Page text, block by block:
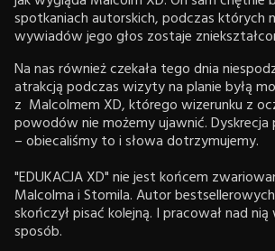
spotkaniach autorskich, podczas których
wywiadów jego głos zostaje
Na nas również czekała tego dnia
atrakcją podczas wizyty na planie byłą
z Malcolmem XD, którego wizerunku z
powodów nie możemy ujawnić.
– obiecaliśmy to i słowa dotrzymujemy.
"EDUKACJA XD" nie jest końcem
Malcolma i Stomila. Autor bestsellerowych
skończył pisać kolejną. I pracował nad nią
sposób.